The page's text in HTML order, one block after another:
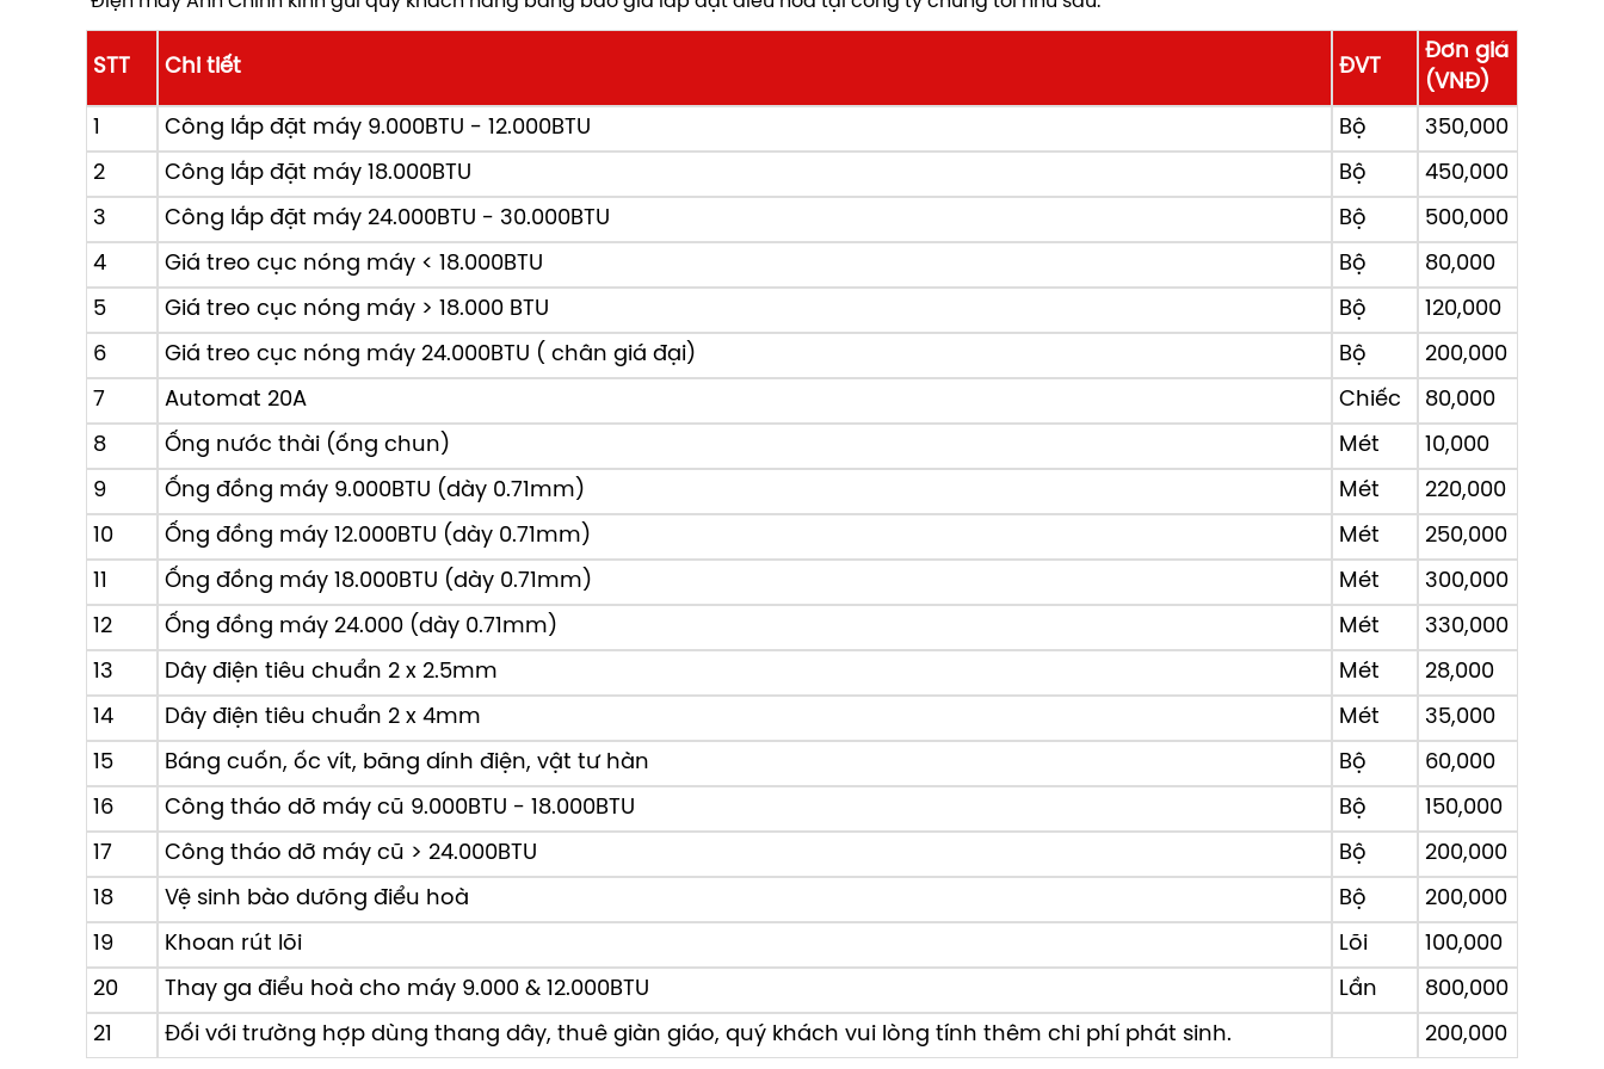
chỉ từ một thiết bị di động.
Công nghệ NanoeX tự động ngăn chặn ô nhiễm và khử mùi 24/24
Điều hòaPanasonicđược ứng dụng công nghệ
là
gốc nước OH.
NanoeX khử mùi hôi đậm như thức ăn như sầu riêng hay mùi động vật
nuôi trong nhà. Diệt vi khuẩn, virus, phấn hoa,bụi mịn PM2.5, các chất độc hai gần như
tuyệt đối - 99.9%. Ngoài ra vì là phân tử nước, các hạt
và tóc.
STT Chi tiết ĐVT
Đơn giá
(VNĐ)
1
Công lắp đặt máy 9.000BTU - 12.000BTU Bộ
350,000
2
Công lắp đặt máy 18.000BTU Bộ
450,000
3
Công lắp đặt máy 24.000BTU - 30.000BTU Bộ
500,000
4
Giá treo cục nóng máy < 18.000BTU Bộ
80,000
5
Giá treo cục nóng máy > 18.000 BTU Bộ
120,000
6
Giá treo cục nóng máy 24.000BTU ( chân giá đại) Bộ
200,000
7
Automat 20A Chiếc
80,000
8
Ống nước thài (ống chun) Mét
10,000
9
Ống đồng máy 9.000BTU (dày 0.71mm) Mét
220,000
10
Ống đồng máy 12.000BTU (dày 0.71mm) Mét
250,000
11
Ống đồng máy 18.000BTU (dày 0.71mm) Mét
300,000
12
Ống đồng máy 24.000 (dày 0.71mm) Mét
330,000
13
Dây điện tiêu chuẩn 2 x 2.5mm Mét
28,000
14
Dây điện tiêu chuẩn 2 x 4mm Mét
35,000
15
Báng cuốn, ốc vít, băng dính điện, vật tư hàn Bộ
60,000
16
Công tháo dỡ máy cũ 9.000BTU - 18.000BTU Bộ
150,000
17
Công tháo dỡ máy cũ > 24.000BTU Bộ
200,000
18
Vệ sinh bào dưõng điểu hoà Bộ
200,000
19
Khoan rút lõi Lõi
100,000
20
Thay ga điểu hoà cho máy 9.000 & 12.000BTU Lần
800,000
21
Đối với trường hợp dùng thang dây, thuê giàn giáo, quý khách vui lòng tính thêm chi phí phát sinh. 200,000